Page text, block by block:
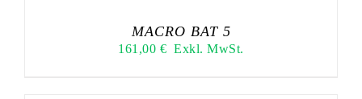
MACRO BAT 5
161,00 € Exkl. MwSt.